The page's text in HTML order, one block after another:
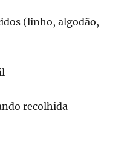
(linho, algodão,
recolhida